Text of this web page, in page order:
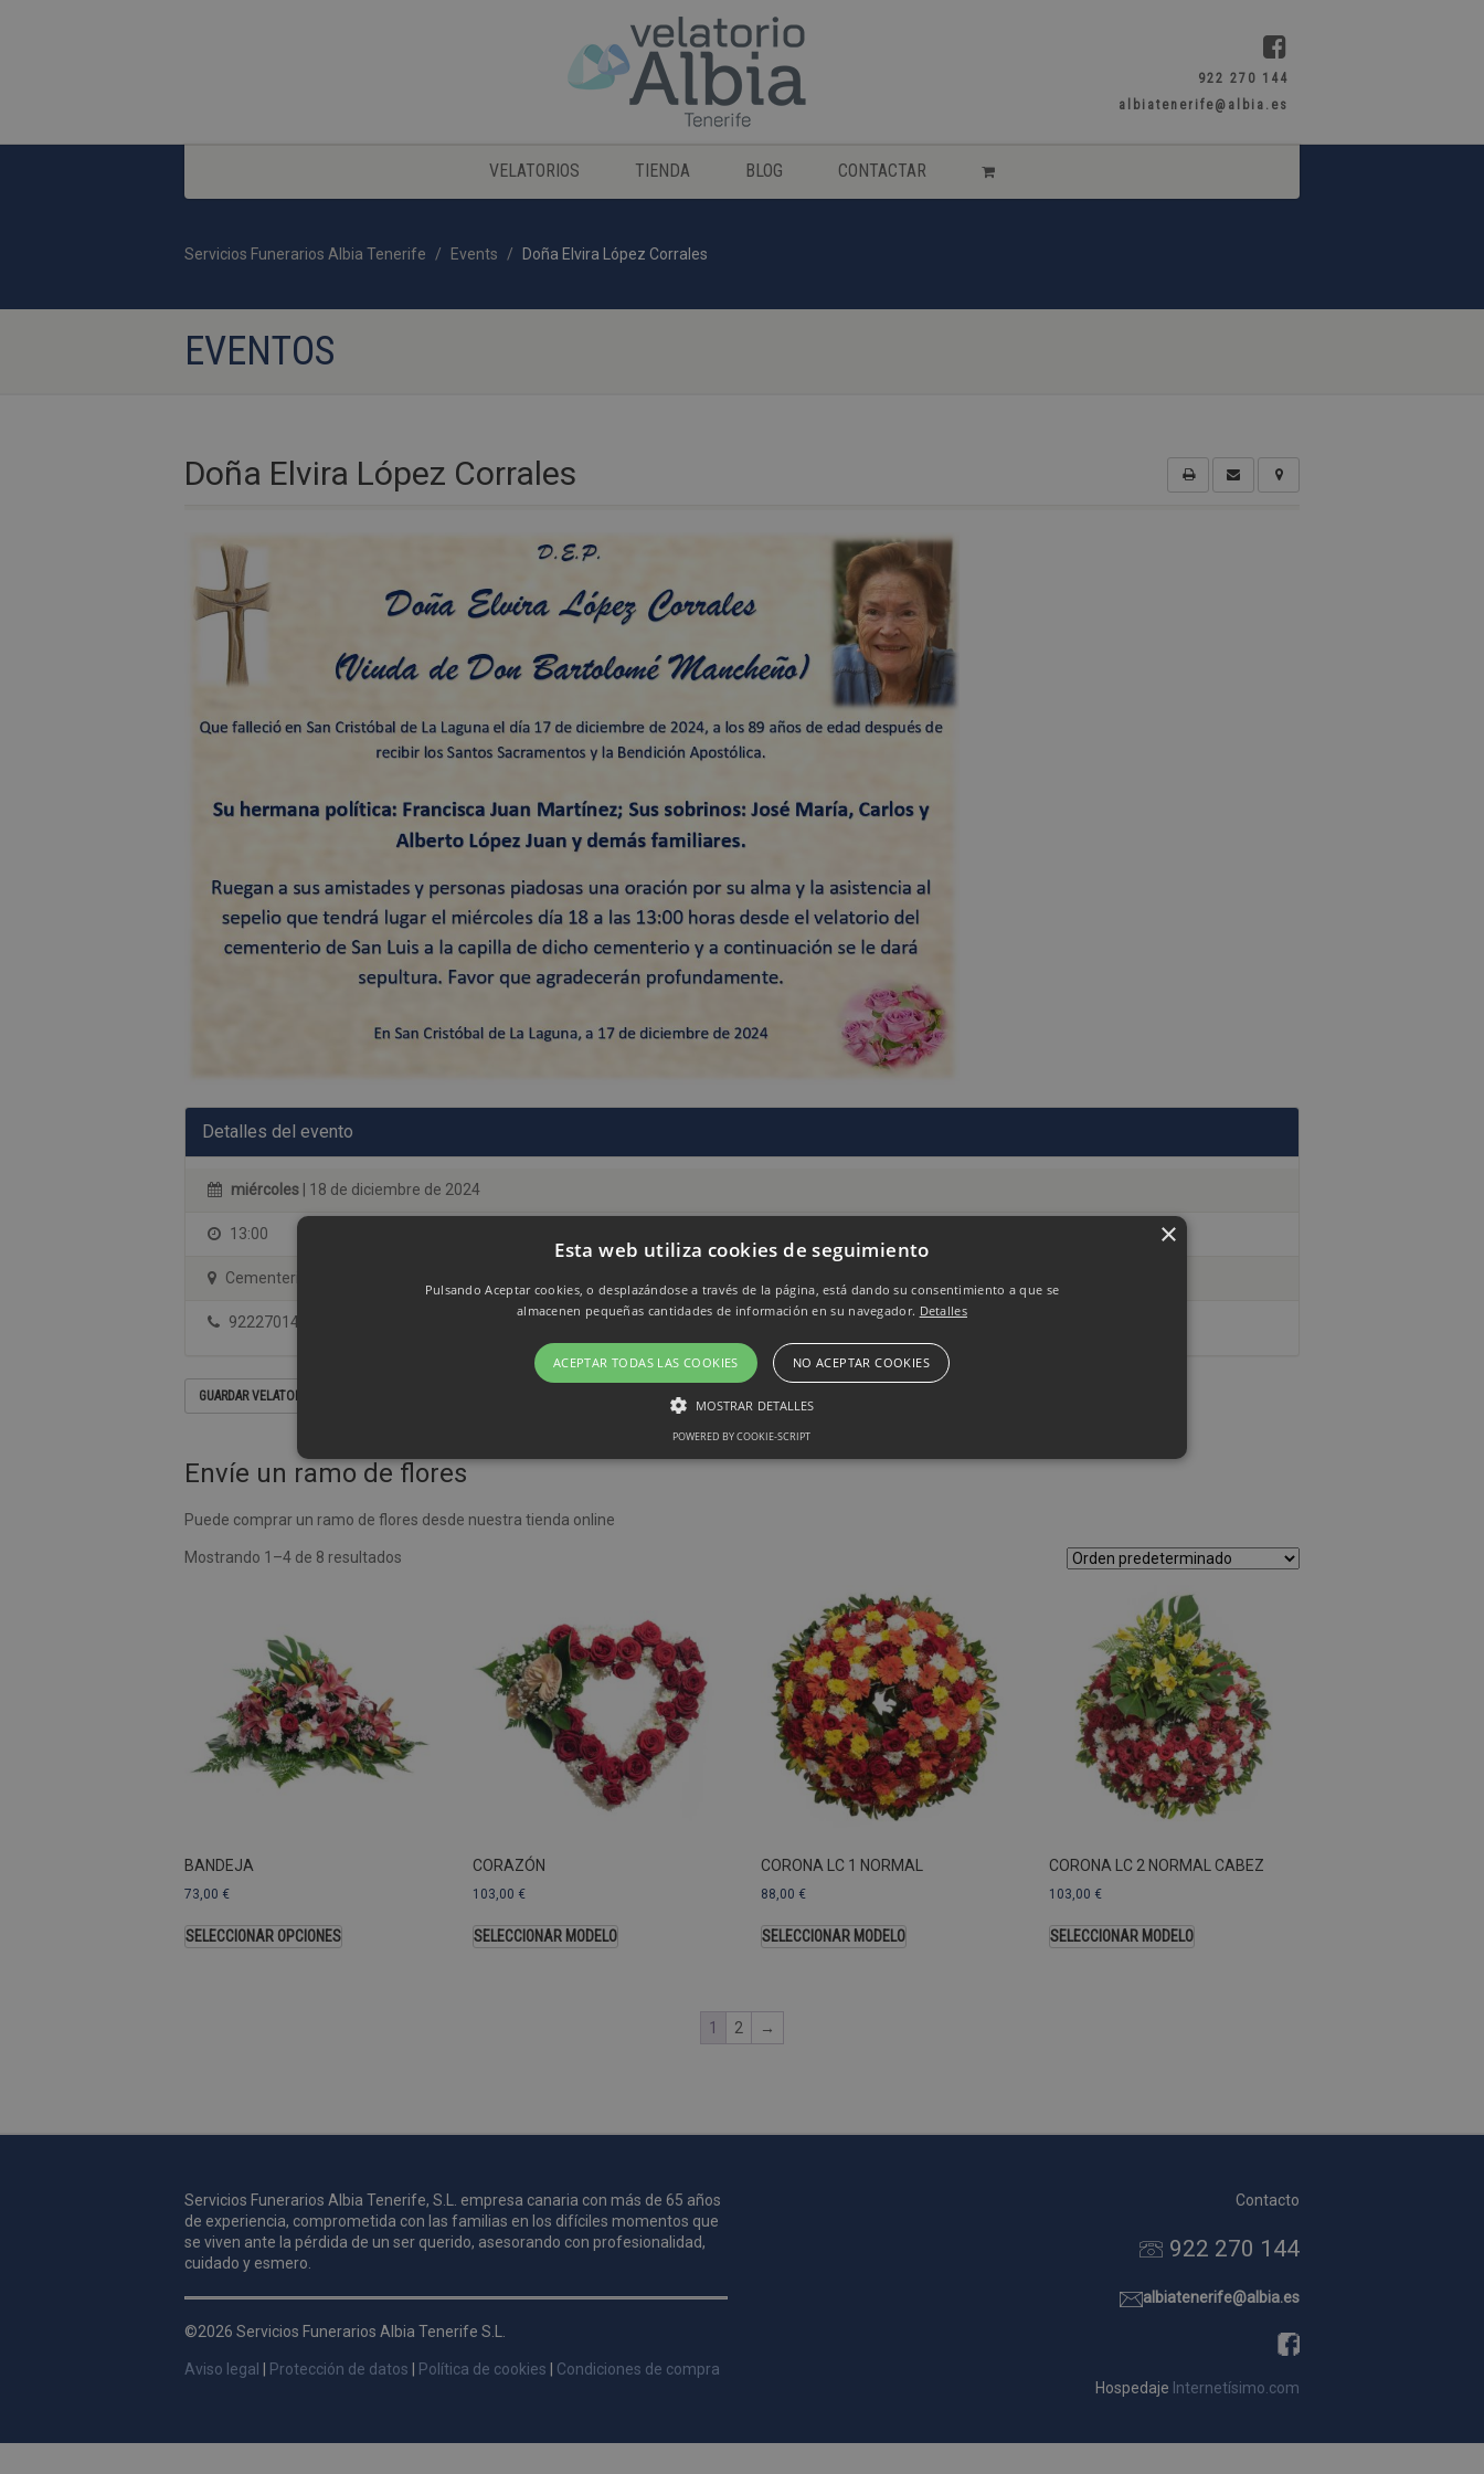
922 270 144
albiatenerife@albia.es
VELATORIOS TIENDA BLOG CONTACTAR
Servicios Funerarios Albia Tenerife Events Doña Elvira López Corrales
EVENTOS
Doña Elvira López Corrales
Detalles del evento
miércoles | 18 de diciembre de 2024
13:00
Cementerio San Luis (La Laguna)
922270144
GUARDAR VELATORIO EN SU CALENDARIO
Envíe un ramo de flores
Puede comprar un ramo de flores desde nuestra tienda online
Mostrando 1–4 de 8 resultados
BANDEJA
73,00 €
SELECCIONAR OPCIONES
CORAZÓN
103,00 €
SELECCIONAR MODELO
CORONA LC 1 NORMAL
88,00 €
SELECCIONAR MODELO
CORONA LC 2 NORMAL CABEZ
103,00 €
SELECCIONAR MODELO
1 2 →
Servicios Funerarios Albia Tenerife, S.L. empresa canaria con más de 65 años
de experiencia, comprometida con las familias en los difíciles momentos que
se viven ante la pérdida de un ser querido, asesorando con profesionalidad,
cuidado y esmero.
©2026 Servicios Funerarios Albia Tenerife S.L.
Aviso legal | Protección de datos | Política de cookies | Condiciones de compra
Contacto
922 270 144
albiatenerife@albia.es
Hospedaje Internetísimo.com
Esta web utiliza cookies de seguimiento
Pulsando Aceptar cookies, o desplazándose a través de la página, está dando su consentimiento a que se
almacenen pequeñas cantidades de información en su navegador. Detalles
ACEPTAR TODAS LAS COOKIES NO ACEPTAR COOKIES
MOSTRAR DETALLES
Las cookies de rendimiento se utilizan para ver cómo los visitantes usan el sitio web, por ejemplo. cookies analíticas Esas cookies no se pueden
usar para identificar directamente a cierto visitante.
Este nombre de cookie está asociado con Google Universal Analytics, que es
una actualización significativa del servicio de análisis de Google más utilizado.
Esta cookie se utiliza para distinguir usuarios únicos asignando un número
generado aleatoriamente como identificador de cliente. Se incluye en cada
solicitud de página de un sitio y se utiliza para calcular los datos de visitantes,
sesiones y campañas para los informes de análisis de sitios. De forma
predeterminada, caduca después de 2 años, aunque los propietarios de sitios
web pueden personalizarlo.
Dominio Vencimiento
POWERED BY COOKIE-SCRIPT
×